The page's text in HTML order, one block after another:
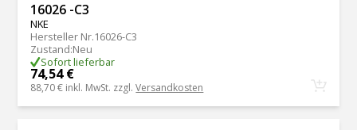
16026 -C3
NKE
Hersteller Nr.16026-C3
Zustand:Neu
Sofort lieferbar
74,54 €
88,70 € inkl. MwSt. zzgl.Versandkosten